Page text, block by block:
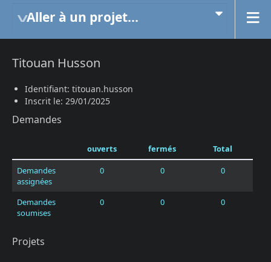
Aller à un projet...
Titouan Husson
Identifiant: titouan.husson
Inscrit le: 29/01/2025
Demandes
ouverts fermés
Total
Demandes
assignées
0 0 0
Demandes
soumises
0 0 0
Projets